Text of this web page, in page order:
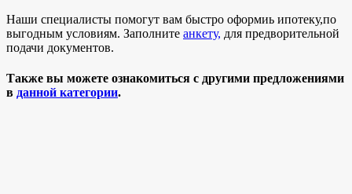
Наши специалисты помогут вам быстро оформиь ипотеку,по
выгодным условиям. Заполните анкету, для предворительной
подачи документов.
Также вы можете ознакомиться с другими предложениями
в данной категории.